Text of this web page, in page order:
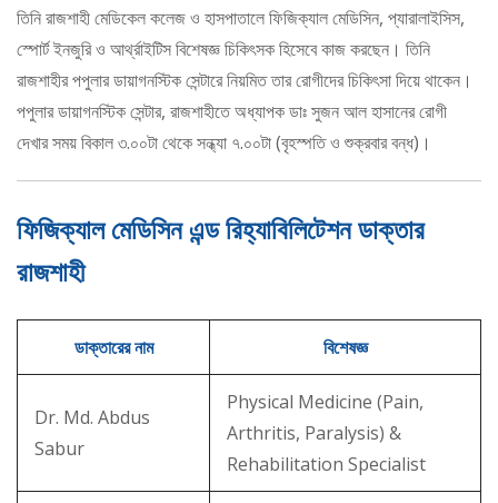
তিনি রাজশাহী মেডিকেল কলেজ ও হাসপাতালে ফিজিক্যাল মেডিসিন, প্যারালাইসিস,
স্পোর্ট ইনজুরি ও আর্থ্রাইটিস বিশেষজ্ঞ চিকিৎসক হিসেবে কাজ করছেন। তিনি
রাজশাহীর পপুলার ডায়াগনস্টিক সেন্টারে নিয়মিত তার রোগীদের চিকিৎসা দিয়ে থাকেন।
পপুলার ডায়াগনস্টিক সেন্টার, রাজশাহীতে অধ্যাপক ডাঃ সুজন আল হাসানের রোগী
দেখার সময় বিকাল ৩.০০টা থেকে সন্ধ্যা ৭.০০টা (বৃহস্পতি ও শুক্রবার বন্ধ)।
ফিজিক্যাল মেডিসিন এন্ড রিহ্যাবিলিটেশন ডাক্তার
রাজশাহী
ডাক্তারের নাম বিশেষজ্ঞ
Dr. Md. Abdus
Sabur
Physical Medicine (Pain,
Arthritis, Paralysis) &
Rehabilitation Specialist